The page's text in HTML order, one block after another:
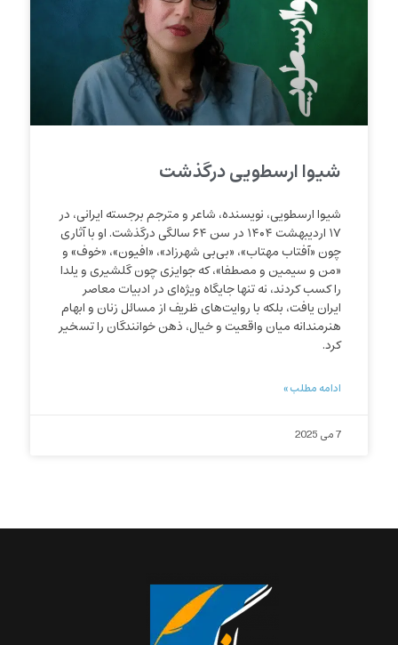
شیوا ارسطویی درگذشت
شیوا ارسطویی، نویسنده، شاعر و مترجم برجسته ایرانی، در
۱۷ اردیبهشت ۱۴۰۴ در سن ۶۴ سالگی درگذشت. او با آثاری
چون «آفتاب مهتاب»، «بی‌بی شهرزاد»، «افیون»، «خوف» و
«من و سیمین و مصطفا»، که جوایزی چون گلشیری و یلدا
را کسب کردند، نه تنها جایگاه ویژه‌ای در ادبیات معاصر
ایران یافت، بلکه با روایت‌های ظریف از مسائل زنان و ابهام
هنرمندانه میان واقعیت و خیال، ذهن خوانندگان را تسخیر
کرد.
ادامه مطلب »
7 می 2025